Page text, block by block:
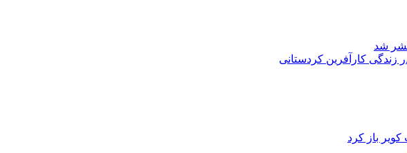
شد
زندگی کارآفرین کردستانی
باز کرد